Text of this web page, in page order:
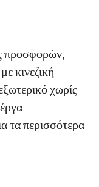
προσφορών,
κινεζική
χωρίς
τα περισσότερα